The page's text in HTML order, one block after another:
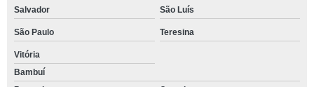
Salvador São Luís
São Paulo Teresina
Vitória
Bambuí